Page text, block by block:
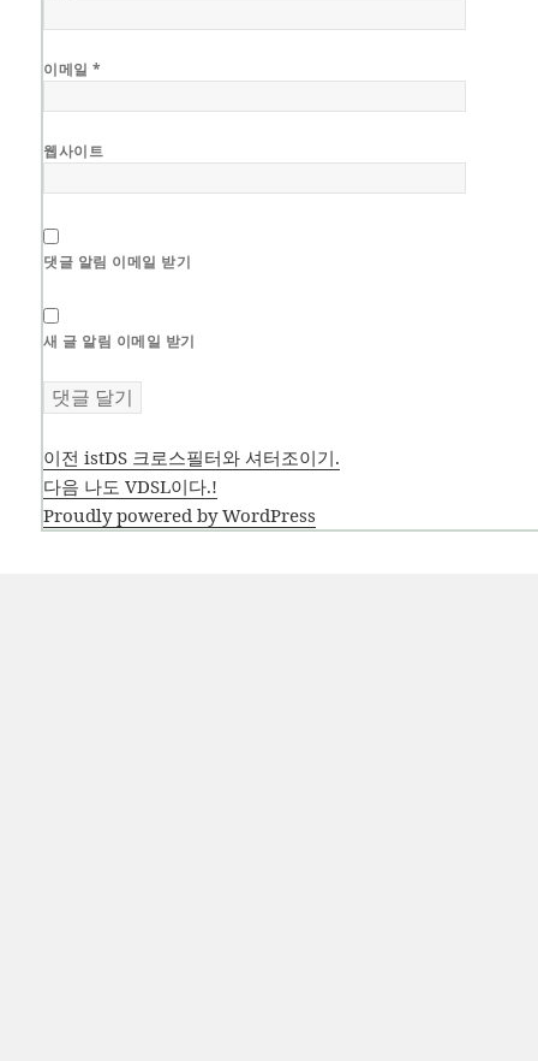
이메일*
웹사이트
댓글 알림 이메일 받기
새 글 알림 이메일 받기
글
탐
이전 이
전
글:
istDS 크로스필터와 셔터조이기.
다음 다
음
나도 VDSL이다.!
Proudly powered by WordPress